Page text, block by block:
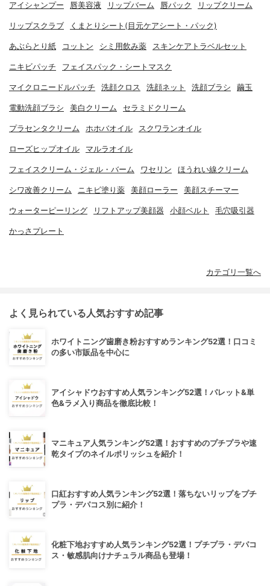
アイシャンプー 唇美容液 リップバーム 唇パック リップクリーム
リップスクラブ くまとりシート(目元ケアシート・パック)
あぶらとり紙 コットン シミ用飲み薬 スキンケアトラベルセット
ニキビパッチ フェイスパック・シートマスク
マイクロニードルパッチ 洗顔クロス 洗顔ネット 洗顔ブラシ 繭玉
電動洗顔ブラシ 美白クリーム セラミドクリーム
プラセンタクリーム ホホバオイル スクワランオイル
ローズヒップオイル マルラオイル
フェイスクリーム・ジェル・バーム ワセリン ほうれい線クリーム
シワ改善クリーム ニキビ塗り薬 美顔ローラー 美顔スチーマー
ウォーターピーリング リフトアップ美顔器 小顔ベルト 毛穴吸引器
かっさプレート
カテゴリ一覧へ
よく見られている人気おすすめ記事
ホワイトニング歯磨き粉おすすめランキング52選！口コミ
の多い市販品を中心に
アイシャドウおすすめ人気ランキング52選！パレット&単
色&ラメ入り商品を徹底比較！
マニキュア人気ランキング52選！おすすめのプチプラや速
乾タイプのネイルポリッシュを紹介！
口紅おすすめ人気ランキング52選！落ちないリップをプチ
プラ・デパコス別に紹介！
化粧下地おすすめ人気ランキング52選！プチプラ・デパコ
ス・敏感肌向けナチュラル商品も登場！